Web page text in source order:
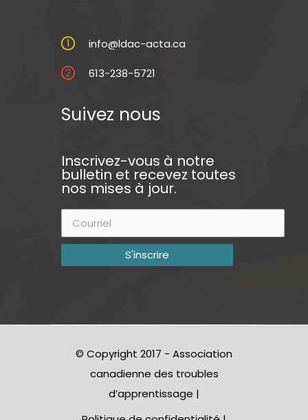
info@ldac-acta.ca
613-238-5721
Suivez nous
Inscrivez-vous à notre
bulletin et recevez toutes
nos mises à jour.
© Copyright 2017 - Association
canadienne des troubles
d’apprentissage |